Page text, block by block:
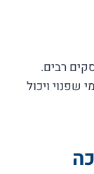
רבים.
ויכול